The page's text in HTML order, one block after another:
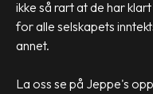
ikke så rart at de har
for alle selskapets
annet.
La oss se på Jeppe's